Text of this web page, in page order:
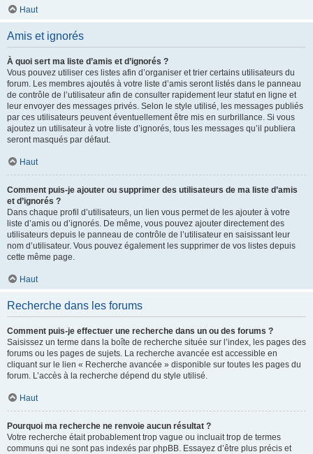
Haut
Amis et ignorés
À quoi sert ma liste d’amis et d’ignorés ?
Vous pouvez utiliser ces listes afin d’organiser et trier certains utilisateurs du
forum. Les membres ajoutés à votre liste d’amis seront listés dans le panneau
de contrôle de l’utilisateur afin de consulter rapidement leur statut en ligne et
leur envoyer des messages privés. Selon le style utilisé, les messages publiés
par ces utilisateurs peuvent éventuellement être mis en surbrillance. Si vous
ajoutez un utilisateur à votre liste d’ignorés, tous les messages qu’il publiera
seront masqués par défaut.
Haut
Comment puis-je ajouter ou supprimer des utilisateurs de ma liste d’amis
et d’ignorés ?
Dans chaque profil d’utilisateurs, un lien vous permet de les ajouter à votre
liste d’amis ou d’ignorés. De même, vous pouvez ajouter directement des
utilisateurs depuis le panneau de contrôle de l’utilisateur en saisissant leur
nom d’utilisateur. Vous pouvez également les supprimer de vos listes depuis
cette même page.
Haut
Recherche dans les forums
Comment puis-je effectuer une recherche dans un ou des forums ?
Saisissez un terme dans la boîte de recherche située sur l’index, les pages des
forums ou les pages de sujets. La recherche avancée est accessible en
cliquant sur le lien « Recherche avancée » disponible sur toutes les pages du
forum. L’accès à la recherche dépend du style utilisé.
Haut
Pourquoi ma recherche ne renvoie aucun résultat ?
Votre recherche était probablement trop vague ou incluait trop de termes
communs qui ne sont pas indexés par phpBB. Essayez d’être plus précis et